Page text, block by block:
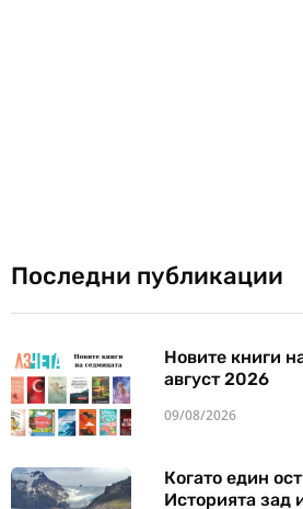
Последни публикации
Новите книги
август 2026
09/08/2026
Когато един
Историята зад